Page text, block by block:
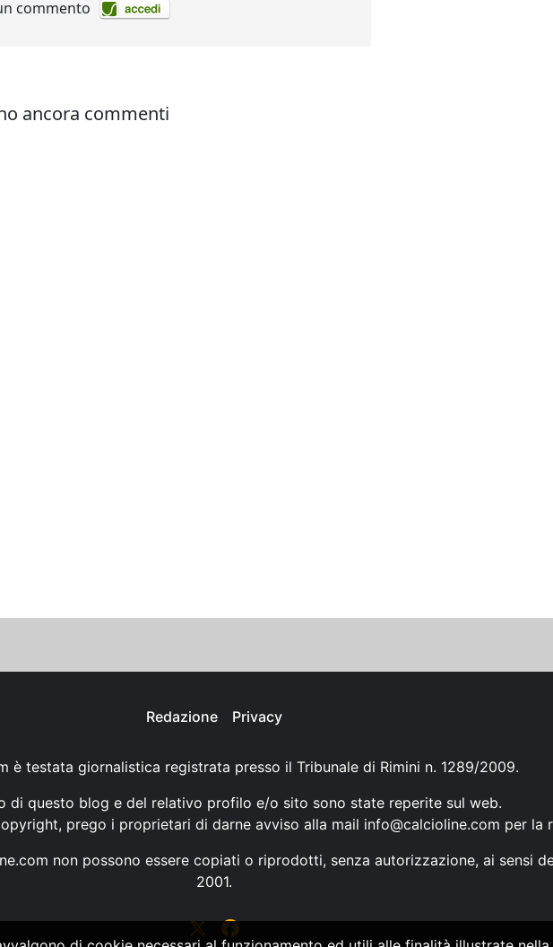
Redazione Privacy
è testata giornalistica registrata presso il Tribunale di Rimini n. 1289/2009.
di questo blog e del relativo profilo e/o sito sono state reperite sul web.
prego i proprietari di darne avviso alla mail info@calcioline.com per la
non possono essere copiati o riprodotti, senza autorizzazione, ai sensi
2001.